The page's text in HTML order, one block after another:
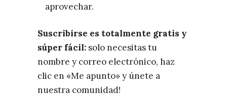
aprovechar.
Suscribirse es totalmente gratis y
súper fácil: solo necesitas tu
nombre y correo electrónico, haz
clic en «Me apunto» y únete a
nuestra comunidad!